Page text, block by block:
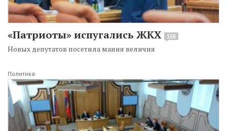
«Патриоты» испугались ЖКХ 155
Новых депутатов посетила мания величия
Политика